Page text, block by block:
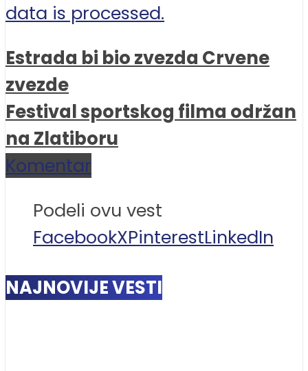
data is processed.
Estrada bi bio zvezda Crvene
zvezde
Festival sportskog filma održan
na Zlatiboru
Komentar
Podeli ovu vest
FacebookXPinterestLinkedIn
NAJNOVIJE VESTI